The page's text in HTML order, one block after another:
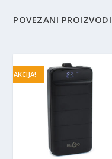
POVEZANI PROIZVODI
AKCIJA!